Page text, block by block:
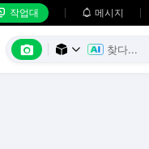
작업대  메시지
  